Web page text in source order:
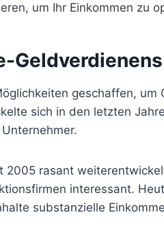
um Ihr Einkommen zu
geschaffen, um
sich in den letzten
2005 rasant
interessant.
substanzielle